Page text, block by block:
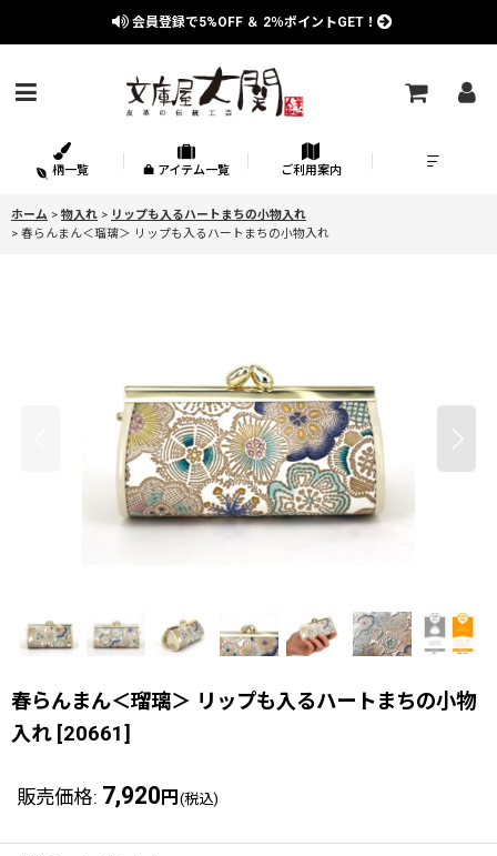
会員登録で5%OFF ＆ 2％ポイントGET！
柄一覧 アイテム一覧 ご利用案内
ホーム > 物入れ > リップも入るハートまちの小物入れ
> 春らんまん＜瑠璃＞ リップも入るハートまちの小物入れ
春らんまん＜瑠璃＞ リップも入るハートまちの小物
入れ [20661]
販売価格: 7,920 円 (税込)